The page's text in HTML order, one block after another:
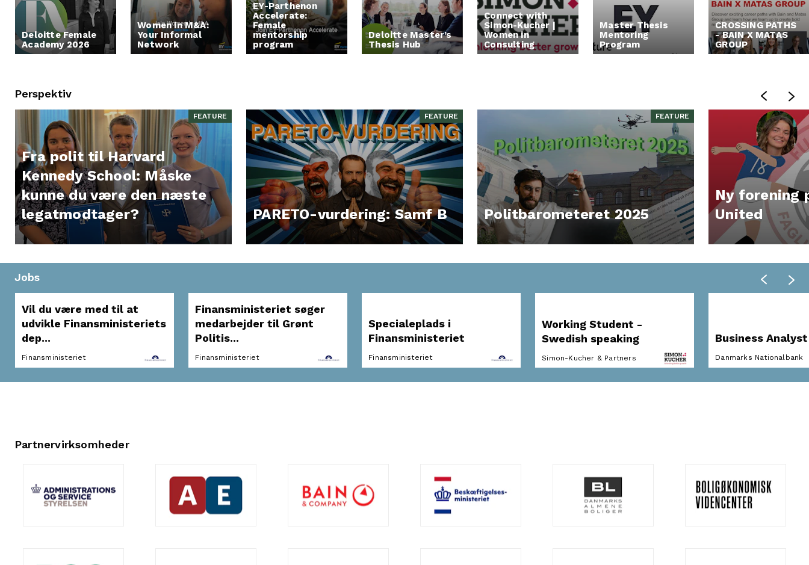
Deloitte Female
Academy 2026
Women in M&A:
Your Informal
Network
EY-Parthenon
Accelerate:
Female
mentorship
program
Deloitte Master’s
Thesis Hub
Connect with
Simon-Kucher |
Women in
Consulting
Master Thesis
Mentoring
Program
CROSSING PATHS
- BAIN X MATAS
GROUP
Perspektiv
FEATURE
Fra polit til Harvard
Kennedy School: Måske
kunne du være den næste
legatmodtager?
FEATURE
PARETO-vurdering: Samf B
FEATURE
Politbarometeret 2025
Ny forening
United
Jobs
Vil du være med til at
udvikle Finansministeriets
dep...
Finansministeriet
Finansministeriet søger
medarbejder til Grønt
Politis...
Finansministeriet
Specialeplads i
Finansministeriet
Finansministeriet
Working Student -
Swedish speaking
Simon-Kucher & Partners
Business Analyst
Danmarks Nationalbank
Partnervirksomheder